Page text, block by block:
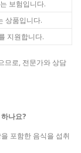
보험입니다.
상품입니다.
지원합니다.
므로, 전문가와 상담
나요?
포함한 음식을 섭취